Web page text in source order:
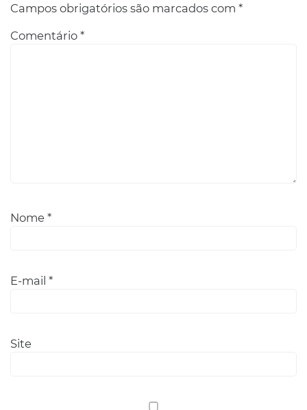
Campos obrigatórios são marcados com *
Comentário *
Nome *
E-mail *
Site